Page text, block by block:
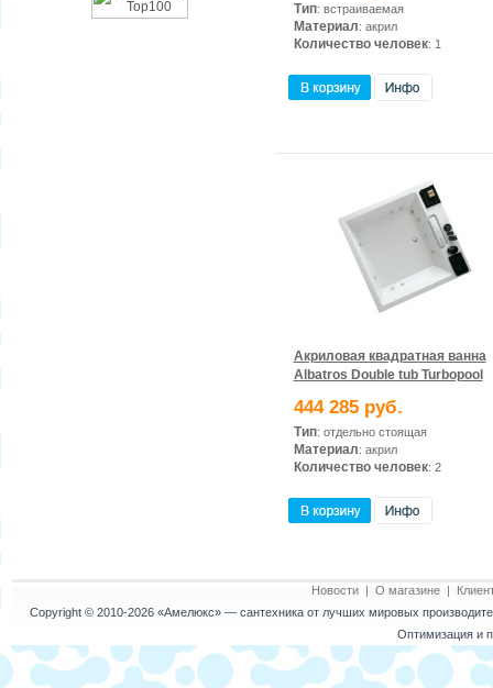
Тип: встраиваемая
Материал: акрил
Количество человек: 1
Акриловая квадратная ванна
Albatros Double tub Turbopool
444 285 руб.
Тип: отдельно стоящая
Материал: акрил
Количество человек: 2
Новости| О магазине|
Copyright © 2010-2026 «Амелюкс»— сантехника от лучших мировых
Оптимизация и